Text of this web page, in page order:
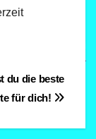
du die beste
für dich!